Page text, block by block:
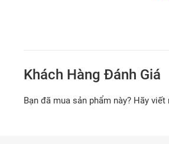
Khách Hàng Đánh Giá
Bạn đã mua sản phẩm này? Hãy